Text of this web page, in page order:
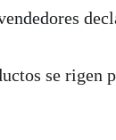
se